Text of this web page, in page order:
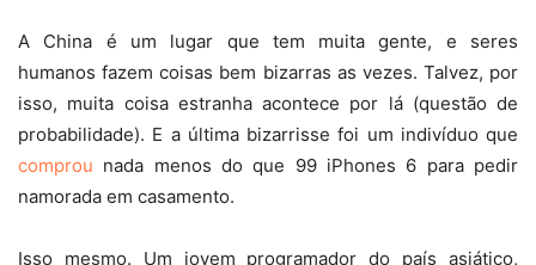
A China é um lugar que tem muita gente, e seres
humanos fazem coisas bem bizarras as vezes. Talvez, por
isso, muita coisa estranha acontece por lá (questão de
probabilidade). E a última bizarrisse foi um indivíduo que
comprou nada menos do que 99 iPhones 6 para pedir
namorada em casamento.
Isso mesmo. Um jovem programador do país asiático,